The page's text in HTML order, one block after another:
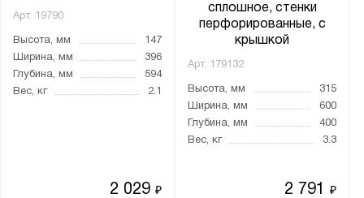
Арт. 19790
Высота, мм
147
Ширина, мм
396
Глубина, мм
594
Вес, кг
2.1
2 029₽
сплошное, стенки
перфорированные, с
крышкой
Арт. 179132
Высота, мм
315
Ширина, мм
600
Глубина, мм
400
Вес, кг
3.3
2 791₽